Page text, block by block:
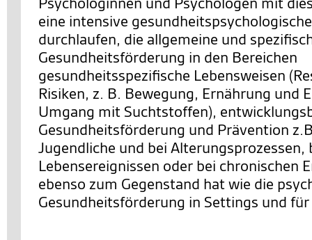
eine intensive
durchlaufen, die allgemeine und
Gesundheitsförderung in den Bereichen
gesundheitsspezifische Lebensweisen
Risiken, z. B. Bewegung, Ernährung und
Umgang mit Suchtstoffen),
Gesundheitsförderung und Prävention
Jugendliche und bei Alterungsprozessen,
Lebensereignissen oder bei chronischen
ebenso zum Gegenstand hat wie die
Gesundheitsförderung in Settings und